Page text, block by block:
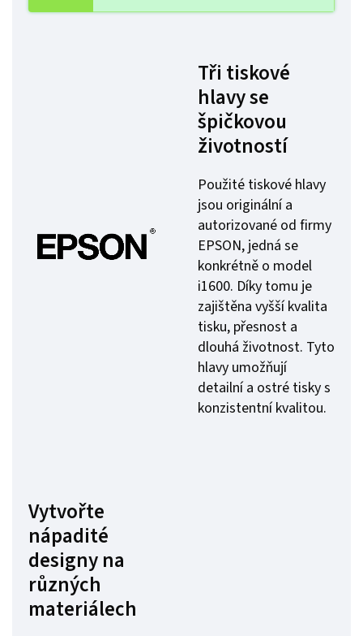
Tři tiskové
hlavy se
špičkovou
životností
Použité tiskové hlavy
jsou originální a
autorizované od firmy
EPSON, jedná se
konkrétně o model
i1600. Díky tomu je
zajištěna vyšší kvalita
tisku, přesnost a
dlouhá životnost. Tyto
hlavy umožňují
detailní a ostré tisky s
konzistentní kvalitou.
Vytvořte
nápadité
designy na
různých
materiálech